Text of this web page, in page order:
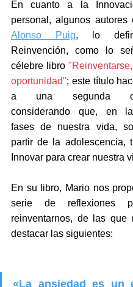
En cuanto a la
personal, algunos autores
Alonso Puig, lo
Reinvención, como lo
célebre libro
oportunidad"; este título
a una segunda
considerando que, en
fases de nuestra vida,
partir de la adolescencia,
Innovar para crear nuestra
En su libro, Mario nos
serie de reflexiones
reinventarnos, de las que
destacar las siguientes:
«La ansiedad es un